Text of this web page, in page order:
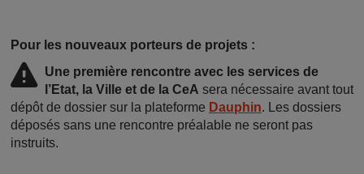
Pour les nouveaux porteurs de projets :
Une première rencontre avec les services de
l’Etat, la Ville et de la CeA sera nécessaire avant tout
dépôt de dossier sur la plateforme Dauphin. Les dossiers
déposés sans une rencontre préalable ne seront pas
instruits.